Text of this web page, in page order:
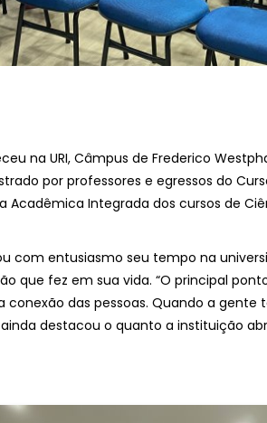
na URI, Câmpus de Frederico
por professores e egressos do
Integrada dos cursos de
com entusiasmo seu tempo na
que fez em sua vida. “O principal
conexão das pessoas. Quando a
ainda destacou o quanto a instituição